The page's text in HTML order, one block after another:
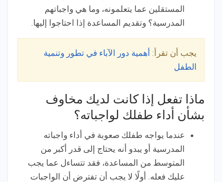
المستقلين عما يتعلمونه، وما هي واجباتهم
المدرسية؟ وتقديم المساعدة إذا احتاجوا إليها.
يجب أن تقرأ: أهمية دور الآباء في تطور وتنمية
الطفل
ماذا تفعل إذا كانت لديك مخاوف
بشأن أداء طفلك لواجباته؟
عندما يواجه طفلك صعوبة في أداء واجباته
المدرسية أو يبدو أنه يحتاج إلى قدر أكبر من
المتوسط ​​من المساعدة، فقد تتساءل عما يجب
عليك فعله. أولًا لا يجب أن تفترض أن الواجبات